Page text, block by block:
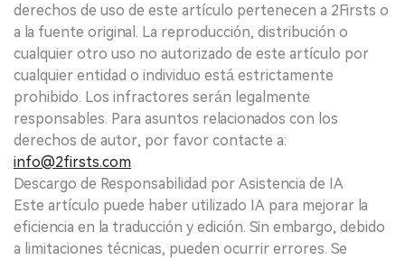
derechos de uso de este artículo pertenecen a 2Firsts o
a la fuente original. La reproducción, distribución o
cualquier otro uso no autorizado de este artículo por
cualquier entidad o individuo está estrictamente
prohibido. Los infractores serán legalmente
responsables. Para asuntos relacionados con los
derechos de autor, por favor contacte a:
info@2firsts.com
Descargo de Responsabilidad por Asistencia de IA
Este artículo puede haber utilizado IA para mejorar la
eficiencia en la traducción y edición. Sin embargo, debido
a limitaciones técnicas, pueden ocurrir errores. Se